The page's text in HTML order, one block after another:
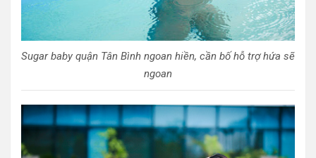
Sugar baby quận Tân Bình ngoan hiền, cần bố hỗ trợ hứa sẽ
ngoan